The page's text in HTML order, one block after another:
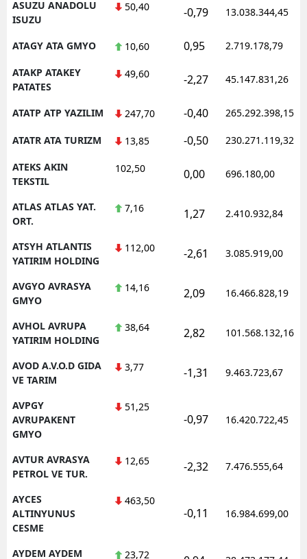
ASUZU ANADOLU
ISUZU
50,40 -0,79 13.038.344,45
ATAGY ATA GMYO 10,60 0,95 2.719.178,79
ATAKP ATAKEY
PATATES
49,60 -2,27 45.147.831,26
ATATP ATP YAZILIM 247,70 -0,40 265.292.398,15
ATATR ATA TURIZM 13,85 -0,50 230.271.119,32
ATEKS AKIN
TEKSTIL
102,50 0,00 696.180,00
ATLAS ATLAS YAT.
ORT.
7,16 1,27 2.410.932,84
ATSYH ATLANTIS
YATIRIM HOLDING
112,00 -2,61 3.085.919,00
AVGYO AVRASYA
GMYO
14,16 2,09 16.466.828,19
AVHOL AVRUPA
YATIRIM HOLDING
38,64 2,82 101.568.132,16
AVOD A.V.O.D GIDA
VE TARIM
3,77 -1,31 9.463.723,67
AVPGY
AVRUPAKENT
GMYO
51,25
-0,97 16.420.722,45
AVTUR AVRASYA
PETROL VE TUR.
12,65 -2,32 7.476.555,64
AYCES
ALTINYUNUS
CESME
463,50
-0,11 16.984.699,00
AYDEM AYDEM 23,72